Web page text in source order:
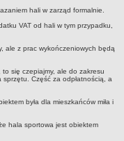
na rok 2025
na rok 2022
2019
hali w zarząd formalnie.
VAT od hali w tym przypadku,
ale z prac wykończeniowych będą
to się czepiajmy, ale do zakresu
Część za odpłatnością, a
była dla mieszkańców miła i
hala sportowa jest obiektem